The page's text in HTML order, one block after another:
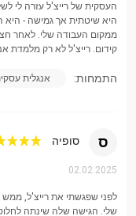
בניית אמון
תרחישי שיחה
שפת מצב חירום
העסקית של רייצ'ל עזרה לי
היא שיטתית אך גמישה - היא
ממקום העבודה שלי. לאחר
קידום. רייצ'ל לא רק מלמדת
התמחות: אנגלית
ס סופיה
02.02.2025
לפני שפגשתי את רייצ'ל, ממש
שלי. הגישה שלה שינתה